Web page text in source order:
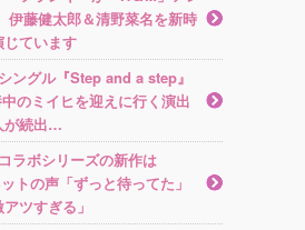
伊藤健太郎＆清野菜名を新時
ています
ングル『Step and a step』
のミイヒを迎えに行く演出
が続出…
ラボシリーズの新作は
トの声「ずっと待ってた」
ツすぎる」